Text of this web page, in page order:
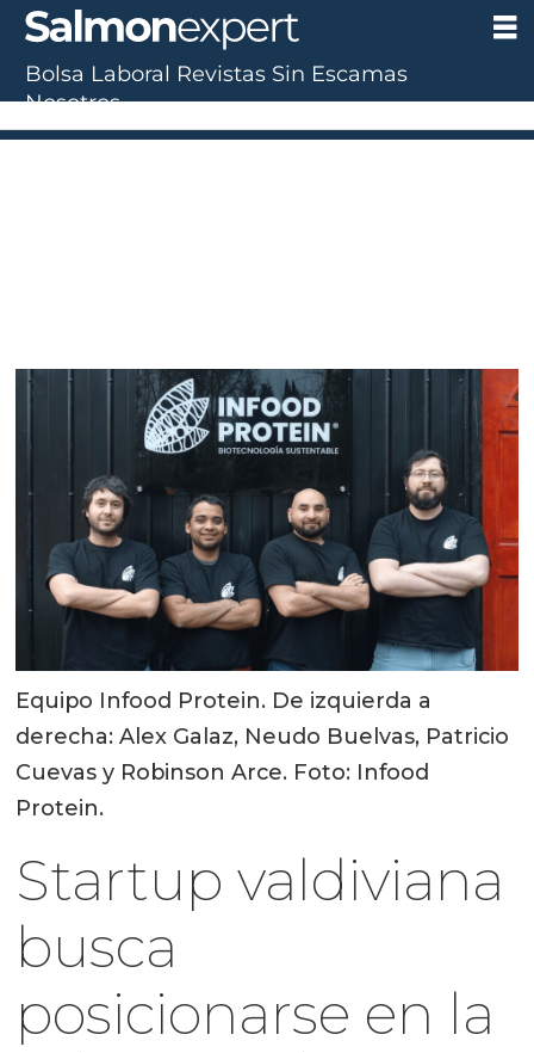
Equipo Infood Protein. De izquierda a
derecha: Alex Galaz, Neudo Buelvas, Patricio
Cuevas y Robinson Arce. Foto: Infood
Protein.
Startup valdiviana
busca
posicionarse en la
Bolsa Laboral Revistas Sin Escamas
Nosotros